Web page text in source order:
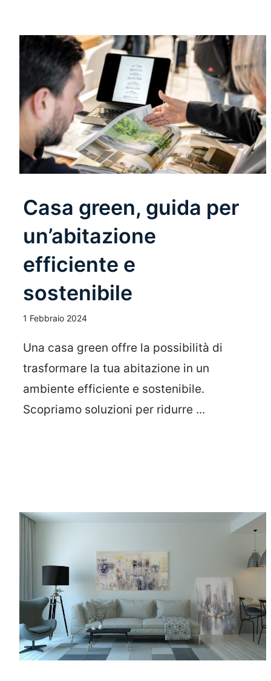
Casa green, guida per
un’abitazione
efficiente e
sostenibile
1 Febbraio 2024
Una casa green offre la possibilità di
trasformare la tua abitazione in un
ambiente efficiente e sostenibile.
Scopriamo soluzioni per ridurre ...